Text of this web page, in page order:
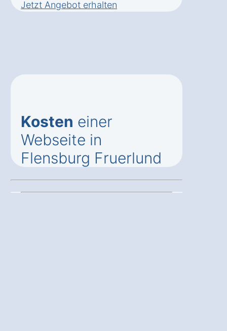
Jetzt Angebot erhalten
Kosten einer
Webseite in
Flensburg Fruerlund